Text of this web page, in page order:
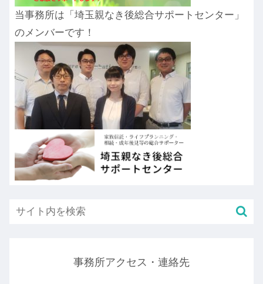
当事務所は「埼玉親なき後総合サポートセンター」
のメンバーです！
事務所アクセス・連絡先